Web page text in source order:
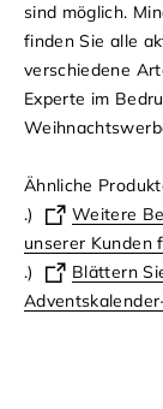
sind möglich.
finden Sie alle
verschiedene
Experte im
Ähnliche
.)
Weitere
unserer Kunden
.)
Blättern